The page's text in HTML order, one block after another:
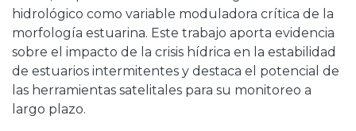
hidrológico como variable moduladora crítica de la
morfología estuarina. Este trabajo aporta evidencia
sobre el impacto de la crisis hídrica en la estabilidad
de estuarios intermitentes y destaca el potencial de
las herramientas satelitales para su monitoreo a
largo plazo.